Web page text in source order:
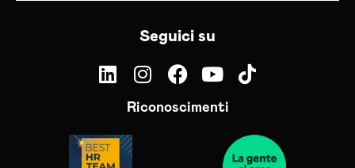
Seguici su
Riconoscimenti